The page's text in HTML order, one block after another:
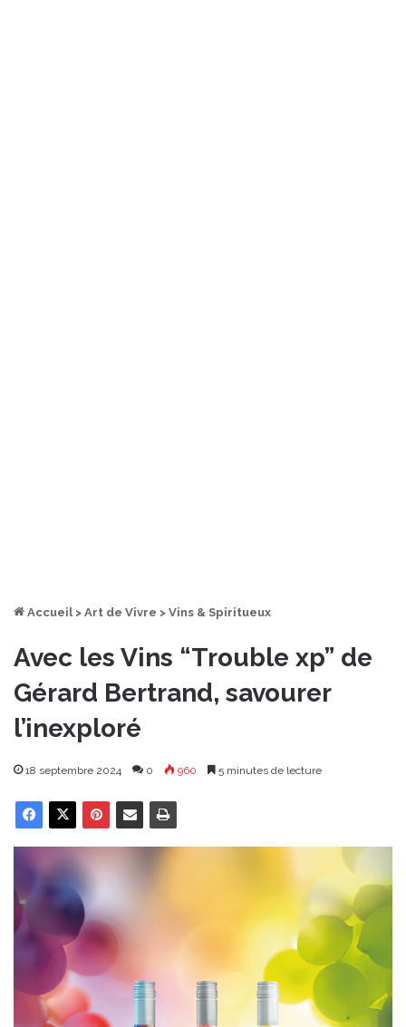
Accueil > Art de Vivre > Vins & Spiritueux
Avec les Vins “Trouble xp” de
Gérard Bertrand, savourer
l’inexploré
18 septembre 2024 0 960 5 minutes de lecture